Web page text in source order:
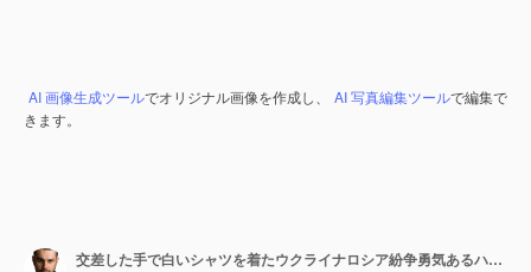
AI 画像生成ツールでオリジナル画像を作成し、 AI 写真編集ツールで編集で
きます。
交差した手で白いシャツを着たウクライナロシア紛争勇気あるハンサムな男